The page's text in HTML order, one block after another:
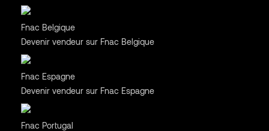
Fnac Belgique
Devenir vendeur sur Fnac Belgique
Fnac Espagne
Devenir vendeur sur Fnac Espagne
Fnac Portugal